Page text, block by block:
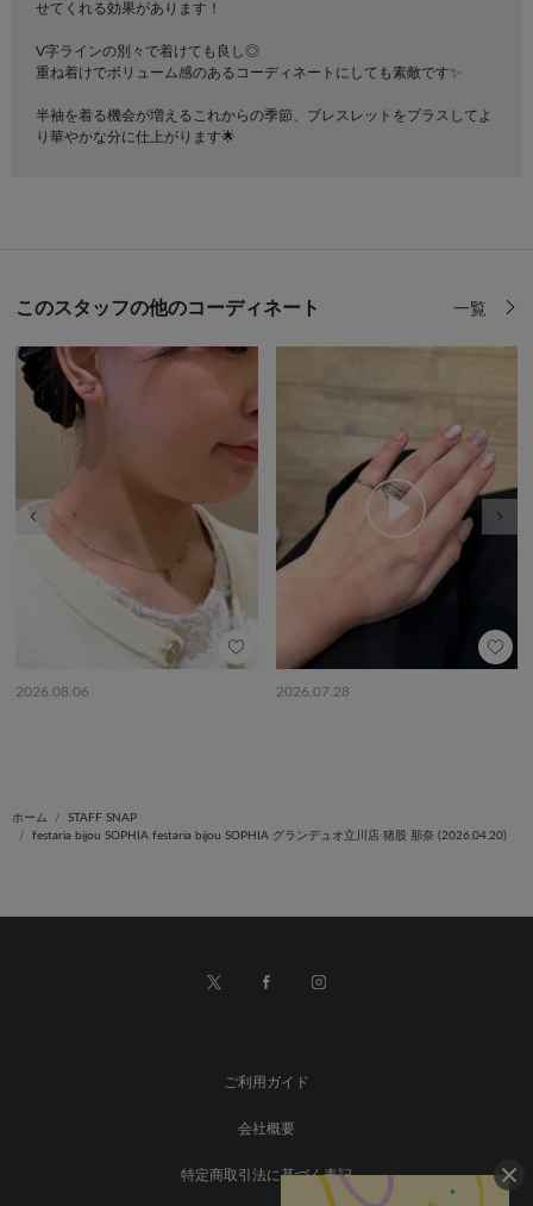
せてくれる効果があります！
V字ラインの別々で着けても良し◎
重ね着けでボリューム感のあるコーディネートにしても素敵です✨
半袖を着る機会が増えるこれからの季節、ブレスレットをプラスしてよ
り華やかな分に仕上がります🌟
このスタッフの他のコーディネート 一覧
2026.08.06 2026.07.28
ホーム
STAFF SNAP
festaria bijou SOPHIA festaria bijou SOPHIA グランデュオ立川店 猪股 那奈 (2026.04.20)
ご利用ガイド
会社概要
特定商取引法に基づく表記